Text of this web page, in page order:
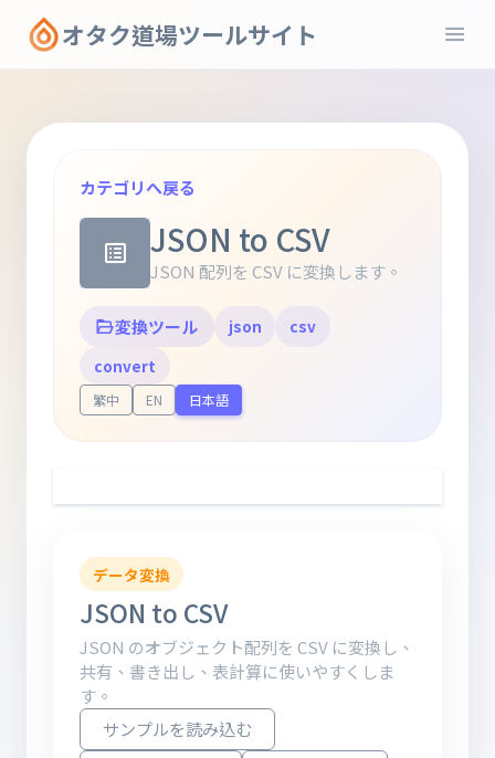
オタク道場ツールサイト
カテゴリへ戻る
JSON to CSV
JSON 配列を CSV に変換します。
変換ツール json
csv
convert
繁中 EN 日本語
データ変換
JSON to CSV
JSON のオブジェクト配列を CSV に変換し、
共有、書き出し、表計算に使いやすくしま
す。
サンプルを読み込む